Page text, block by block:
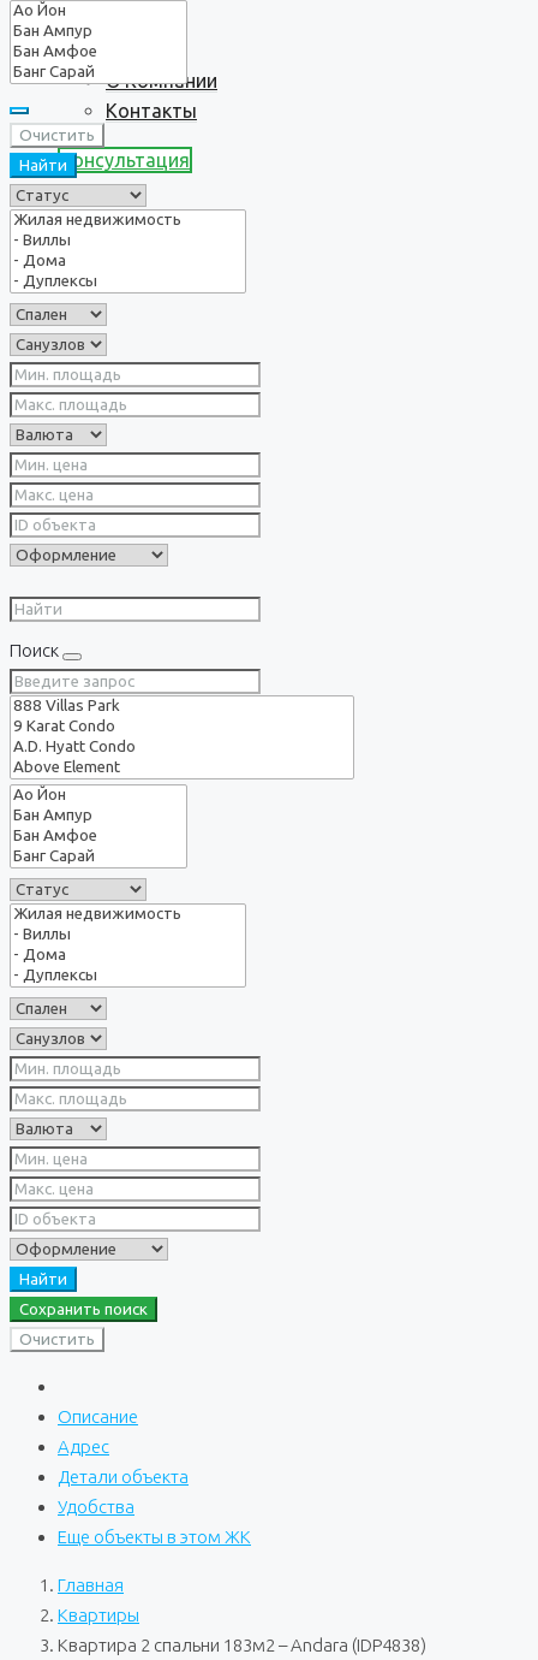
О нас
О Компании
Контакты
Консультация
Очистить
Найти
Поиск
Найти
Сохранить поиск
Очистить
Описание
Адрес
Детали объекта
Удобства
Еще объекты в этом ЖК
Главная
Квартиры
Квартира 2 спальни 183м2 – Andara (IDP4838)